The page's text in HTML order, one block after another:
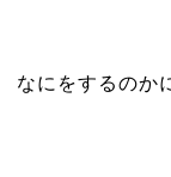
なにをするのか